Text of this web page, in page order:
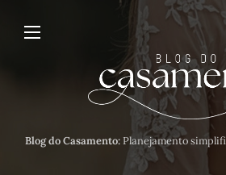
Blog do Casamento:Planejamento